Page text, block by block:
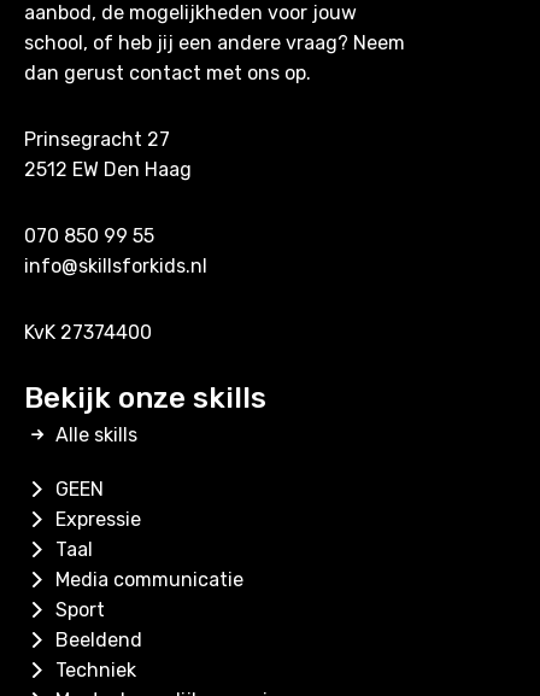
aanbod, de mogelijkheden voor jouw
school, of heb jij een andere vraag? Neem
dan gerust contact met ons op.
Prinsegracht 27
2512 EW Den Haag
070 850 99 55
info@skillsforkids.nl
KvK 27374400
Bekijk onze skills
Alle skills
GEEN
Expressie
Taal
Media communicatie
Sport
Beeldend
Techniek